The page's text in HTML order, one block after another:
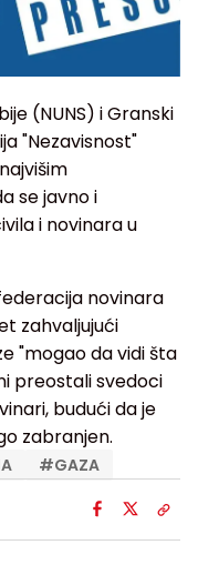
(NUNS) i Granski
"Nezavisnost"
se javno i
i novinara u
novinara
zahvaljujući
"mogao da vidi šta
preostali svedoci
budući da je
zabranjen.
#GAZA